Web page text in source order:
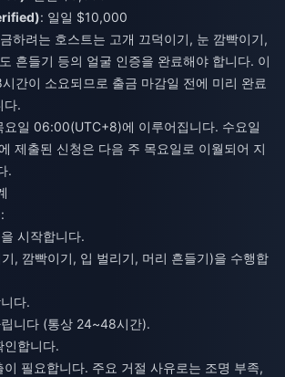
: 일일 $10,000
하려는 호스트는 고개 끄덕이기, 눈 깜빡이기,
흔들기 등의 얼굴 인증을 완료해야 합니다. 이
간이 소요되므로 출금 마감일 전에 미리 완료
다.
요일 06:00(UTC+8)에 이루어집니다. 수요일
제출된 신청은 다음 주 목요일로 이월되어 지
.
시작합니다.
, 깜빡이기, 입 벌리기, 머리 흔들기)을 수행합
다.
니다 (통상 24~48시간).
인합니다.
필요합니다. 주요 거절 사유로는 조명 부족,